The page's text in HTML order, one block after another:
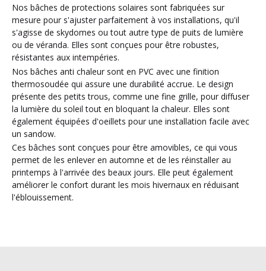
Nos bâches de protections solaires sont fabriquées sur
mesure pour s'ajuster parfaitement à vos installations, qu'il
s'agisse de skydomes ou tout autre type de puits de lumière
ou de véranda. Elles sont conçues pour être robustes,
résistantes aux intempéries.
Nos bâches anti chaleur sont en PVC avec une finition
thermosoudée qui assure une durabilité accrue. Le design
présente des petits trous, comme une fine grille, pour diffuser
la lumière du soleil tout en bloquant la chaleur. Elles sont
également équipées d'oeillets pour une installation facile avec
un sandow.
Ces bâches sont conçues pour être amovibles, ce qui vous
permet de les enlever en automne et de les réinstaller au
printemps à l'arrivée des beaux jours. Elle peut également
améliorer le confort durant les mois hivernaux en réduisant
l'éblouissement.